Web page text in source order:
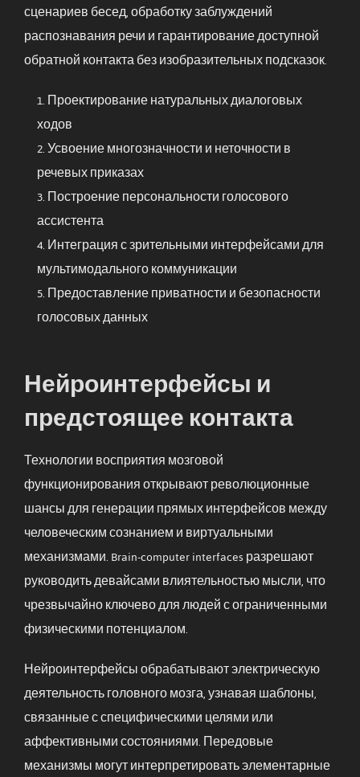
сценариев бесед, обработку заблуждений
распознавания речи и гарантирование доступной
обратной контакта без изобразительных подсказок.
Проектирование натуральных диалоговых
ходов
Усвоение многозначности и неточности в
речевых приказах
Построение персональности голосового
ассистента
Интеграция с зрительными интерфейсами для
мультимодального коммуникации
Предоставление приватности и безопасности
голосовых данных
Нейроинтерфейсы и
предстоящее контакта
Технологии восприятия мозговой
функционирования открывают революционные
шансы для генерации прямых интерфейсов между
человеческим сознанием и виртуальными
механизмами. Brain-computer interfaces разрешают
руководить девайсами влиятельностью мысли, что
чрезвычайно ключево для людей с ограниченными
физическими потенциалом.
Нейроинтерфейсы обрабатывают электрическую
деятельность головного мозга, узнавая шаблоны,
связанные с специфическими целями или
аффективными состояниями. Передовые
механизмы могут интерпретировать элементарные